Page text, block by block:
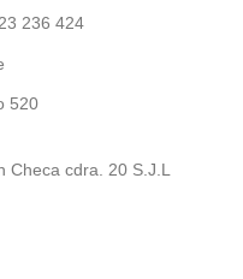
236 424
520
Checa cdra. 20 S.J.L